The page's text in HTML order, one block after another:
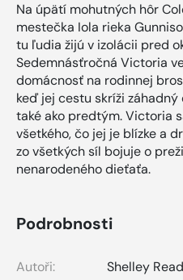
Na úpätí mohutných hôr
mestečka Iola rieka
tu ľudia žijú v izolácii pred
Sedemnásťročná Victoria
domácnosť na rodinnej
keď jej cestu skríži
také ako predtým. Victoria
všetkého, čo jej je blízke a
zo všetkých síl bojuje o
nenarodeného dieťaťa.
Podrobnosti
Autoři:
Shelley